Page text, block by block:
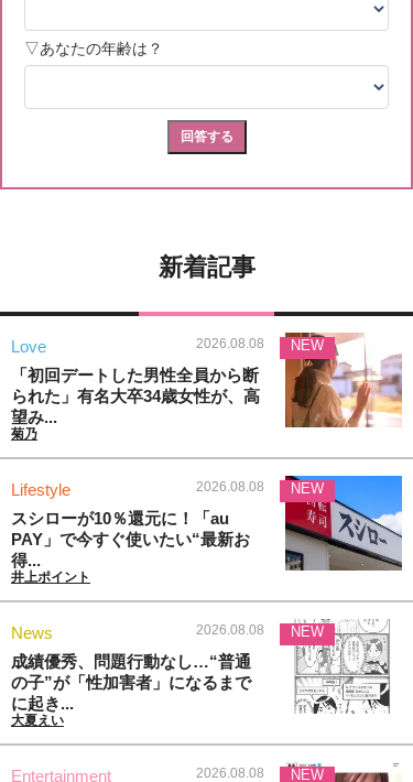
新着記事
Love 2026.08.08
「初回デートした男性全員から断
られた」有名大卒34歳女性が、高
望み...
菊乃
NEW
Lifestyle 2026.08.08
スシローが10％還元に！「au
PAY」で今すぐ使いたい“最新お
得...
井上ポイント
NEW
News 2026.08.08
成績優秀、問題行動なし…“普通
の子”が「性加害者」になるまで
に起き...
大夏えい
NEW
Entertainment 2026.08.08 NEW